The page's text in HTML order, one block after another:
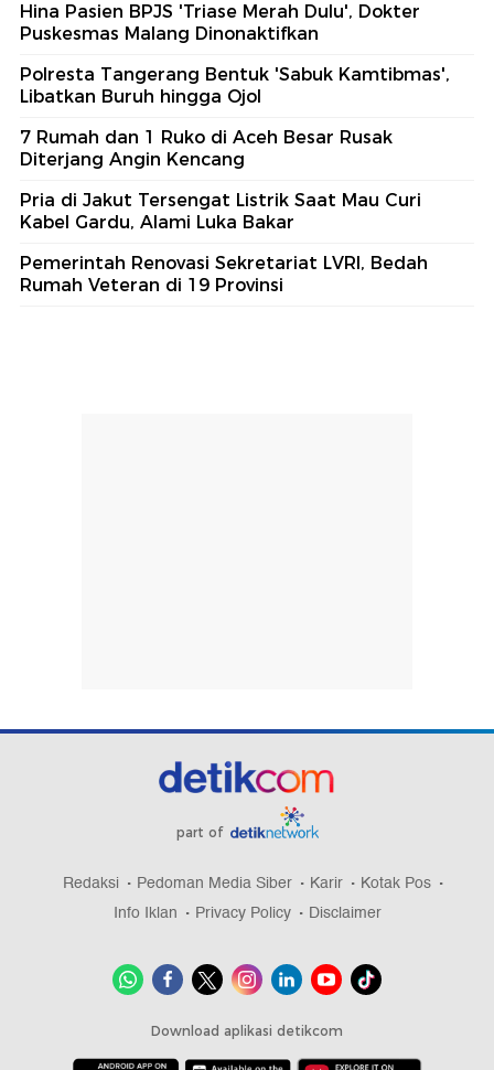
Hina Pasien BPJS 'Triase Merah Dulu', Dokter
Puskesmas Malang Dinonaktifkan
Polresta Tangerang Bentuk 'Sabuk Kamtibmas',
Libatkan Buruh hingga Ojol
7 Rumah dan 1 Ruko di Aceh Besar Rusak
Diterjang Angin Kencang
Pria di Jakut Tersengat Listrik Saat Mau Curi
Kabel Gardu, Alami Luka Bakar
Pemerintah Renovasi Sekretariat LVRI, Bedah
Rumah Veteran di 19 Provinsi
part of
Redaksi Pedoman Media Siber Karir
Kotak Pos
Info Iklan
Privacy Policy Disclaimer
Download aplikasi detikcom